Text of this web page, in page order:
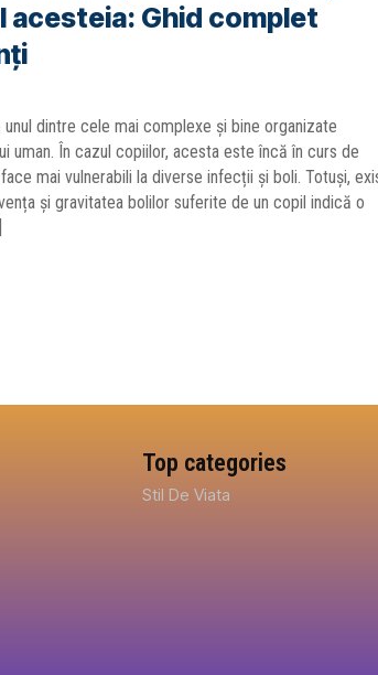
Ghid complet
dintre cele mai complexe și bine organizate
uman. În cazul copiilor, acesta este încă în curs de
mai vulnerabili la diverse infecții și boli. Totuși,
și gravitatea bolilor suferite de un copil indică o
Top categories
Stil De Viata